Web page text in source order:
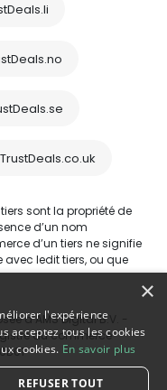
TrustDeals.co.uk
sont la propriété de
d’un nom
d’un tiers ne signifie
ledit tiers, ou que
d’AMS Digital B.V. -
du commerce
×
l'expérience
acceptez tous les cookies
cookies. En savoir plus
REFUSER TOUT